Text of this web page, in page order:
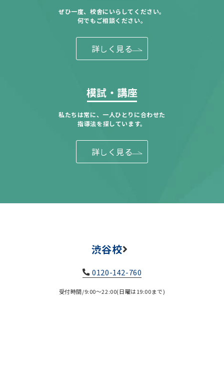
ぜひ一度、校舎にいらしてください。
何でもご相談ください。
詳しく見る
模試・講座
私たちは常に、一人ひとりに合わせた
指導法を探しています。
詳しく見る
渋谷校
0120-142-760
受付時間/9:00～22:00(日曜は19:00まで)